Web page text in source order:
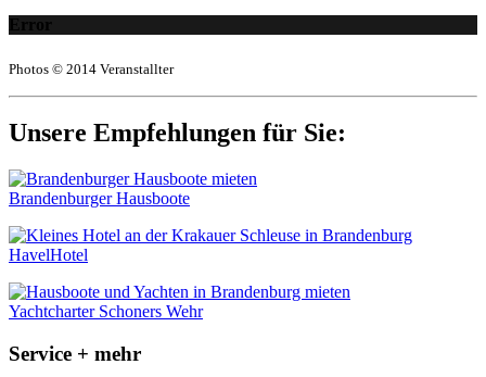
Error
Photos © 2014 Veranstallter
Unsere Empfehlungen für Sie:
Brandenburger Hausboote
HavelHotel
Yachtcharter Schoners Wehr
Service + mehr